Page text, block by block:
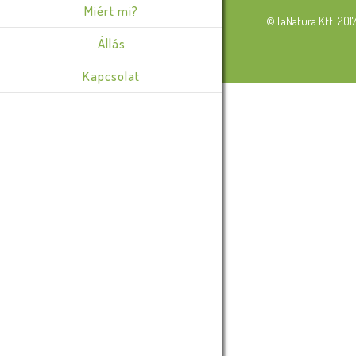
Miért mi?
Állás
Kapcsolat
© FaNatura Kft.